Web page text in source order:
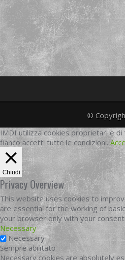
©
IMDI utilizza cookies proprietari e
fianco accetti tutte le condizioni.
Chiudi
Privacy Overview
This website uses cookies to
are essential for the working of
your browser only with your
Necessary
Necessary
Sempre abilitato
Necessary cookies are absolutely